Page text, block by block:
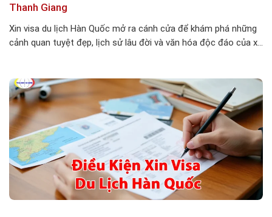
Thanh Giang
Xin visa du lịch Hàn Quốc mở ra cánh cửa để khám phá những
cảnh quan tuyệt đẹp, lịch sử lâu đời và văn hóa độc đáo của x...